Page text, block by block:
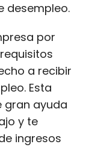
desempleo.
por
a recibir
Esta
gran ayuda
y te
ingresos